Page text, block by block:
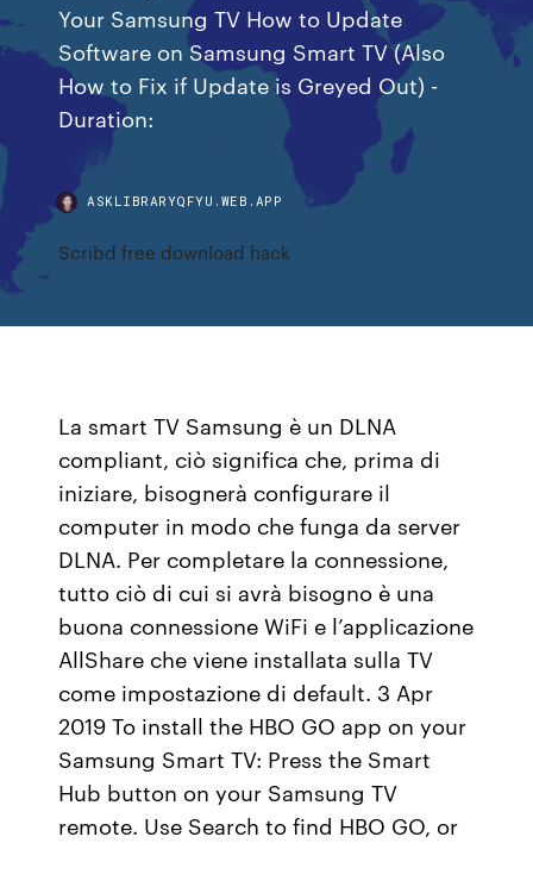
Your Samsung TV How to Update
Software on Samsung Smart TV (Also
How to Fix if Update is Greyed Out) -
Duration:
ASKLIBRARYQFYU.WEB.APP
Scribd free download hack
La smart TV Samsung è un DLNA
compliant, ciò significa che, prima di
iniziare, bisognerà configurare il
computer in modo che funga da server
DLNA. Per completare la connessione,
tutto ciò di cui si avrà bisogno è una
buona connessione WiFi e l’applicazione
AllShare che viene installata sulla TV
come impostazione di default. 3 Apr
2019 To install the HBO GO app on your
Samsung Smart TV: Press the Smart
Hub button on your Samsung TV
remote. Use Search to find HBO GO, or